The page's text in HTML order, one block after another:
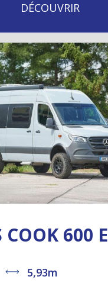
DÉCOUVRIR
COOK 600 E
5,93m